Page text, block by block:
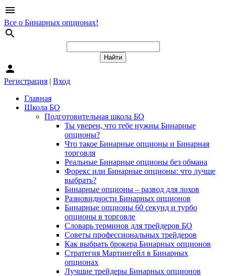
menu
Все о Бинарных опционах!
search
person
Регистрация | Вход
Главная
Школа БО
Подготовительная школа БО
Ты уверен, что тебе нужны Бинарные
опционы?
Что такое Бинарные опционы и Бинарная
торговля
Реальные Бинарные опционы без обмана
Форекс или Бинарные опционы: что лучше
выбрать?
Бинарные опционы – развод для лохов
Разновидности Бинарных опционов
Бинарные опционы 60 секунд и турбо
опционы в торговле
Словарь терминов для трейдеров БО
Советы профессиональных трейдеров
Как выбрать брокера Бинарных опционов
Стратегия Мартингейл в Бинарных
опционах
Лучшие трейдеры Бинарных опционов